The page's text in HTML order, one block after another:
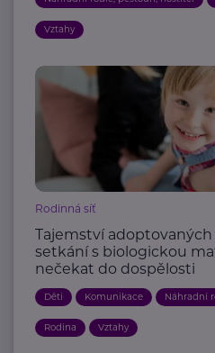
Vztahy
Rodinná síť
Tajemství
setkání s biologickou
nečekat do dospělosti
Děti Komunikace Náhradní
Rodina Vztahy